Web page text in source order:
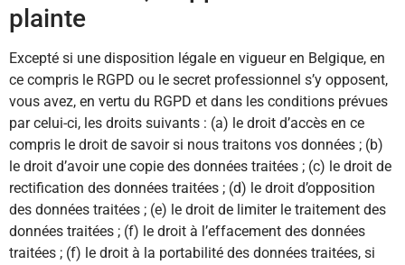
plainte
Excepté si une disposition légale en vigueur en Belgique, en
ce compris le RGPD ou le secret professionnel s’y opposent,
vous avez, en vertu du RGPD et dans les conditions prévues
par celui-ci, les droits suivants : (a) le droit d’accès en ce
compris le droit de savoir si nous traitons vos données ; (b)
le droit d’avoir une copie des données traitées ; (c) le droit de
rectification des données traitées ; (d) le droit d’opposition
des données traitées ; (e) le droit de limiter le traitement des
données traitées ; (f) le droit à l’effacement des données
traitées ; (f) le droit à la portabilité des données traitées, si